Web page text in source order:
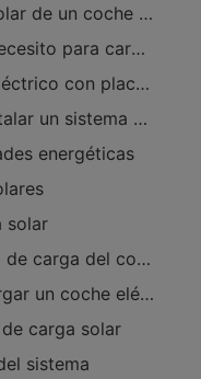
Cómo funciona la carga solar de un coche eléctrico
¿Cuántas placas solares necesito para cargar un coche eléctrico?
¿Puedo cargar mi coche eléctrico con placas solares en casa?
Guía paso a paso para instalar un sistema de carga solar
energéticas
solar
Conexión con el punto de carga del coche
Costes y beneficios de cargar un coche eléctrico con placas solares
carga solar
sistema